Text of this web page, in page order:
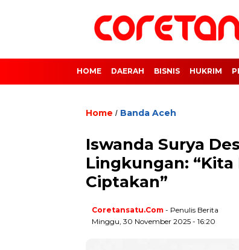
HOME DAERAH BISNIS HUKRIM
Home / Banda Aceh
Iswanda Surya
Lingkungan:
Ciptakan”
Coretansatu.com - Penulis Berita
Minggu, 30 November 2025 - 16:20